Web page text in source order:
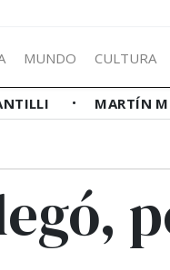
MUNDO CULTURA
MARTÍN